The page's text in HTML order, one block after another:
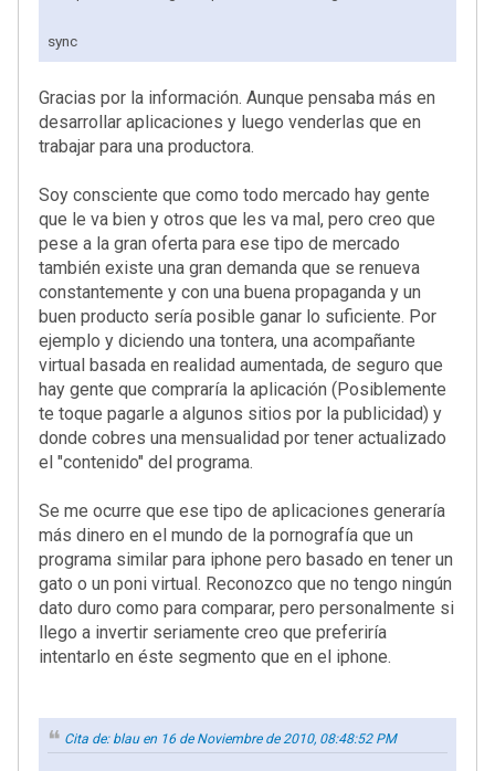
sync
Gracias por la información. Aunque pensaba más en
desarrollar aplicaciones y luego venderlas que en
trabajar para una productora.
Soy consciente que como todo mercado hay gente
que le va bien y otros que les va mal, pero creo que
pese a la gran oferta para ese tipo de mercado
también existe una gran demanda que se renueva
constantemente y con una buena propaganda y un
buen producto sería posible ganar lo suficiente. Por
ejemplo y diciendo una tontera, una acompañante
virtual basada en realidad aumentada, de seguro que
hay gente que compraría la aplicación (Posiblemente
te toque pagarle a algunos sitios por la publicidad) y
donde cobres una mensualidad por tener actualizado
el "contenido" del programa.
Se me ocurre que ese tipo de aplicaciones generaría
más dinero en el mundo de la pornografía que un
programa similar para iphone pero basado en tener un
gato o un poni virtual. Reconozco que no tengo ningún
dato duro como para comparar, pero personalmente si
llego a invertir seriamente creo que preferiría
intentarlo en éste segmento que en el iphone.
Cita de: blau en 16 de Noviembre de 2010, 08:48:52 PM